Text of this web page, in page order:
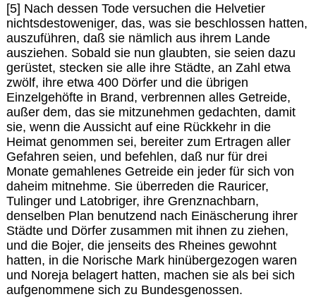
[5] Nach dessen Tode versuchen die Helvetier
nichtsdestoweniger, das, was sie beschlossen hatten,
auszuführen, daß sie nämlich aus ihrem Lande
ausziehen. Sobald sie nun glaubten, sie seien dazu
gerüstet, stecken sie alle ihre Städte, an Zahl etwa
zwölf, ihre etwa 400 Dörfer und die übrigen
Einzelgehöfte in Brand, verbrennen alles Getreide,
außer dem, das sie mitzunehmen gedachten, damit
sie, wenn die Aussicht auf eine Rückkehr in die
Heimat genommen sei, bereiter zum Ertragen aller
Gefahren seien, und befehlen, daß nur für drei
Monate gemahlenes Getreide ein jeder für sich von
daheim mitnehme. Sie überreden die Rauricer,
Tulinger und Latobriger, ihre Grenznachbarn,
denselben Plan benutzend nach Einäscherung ihrer
Städte und Dörfer zusammen mit ihnen zu ziehen,
und die Bojer, die jenseits des Rheines gewohnt
hatten, in die Norische Mark hinübergezogen waren
und Noreja belagert hatten, machen sie als bei sich
aufgenommene sich zu Bundesgenossen.